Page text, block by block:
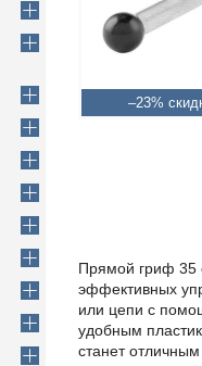
–23%
Прямой гриф 35
эффективных
или цепи с
удобным
станет